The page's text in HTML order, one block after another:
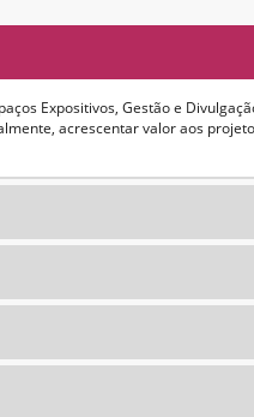
Expositivos, Gestão e
acrescentar valor aos